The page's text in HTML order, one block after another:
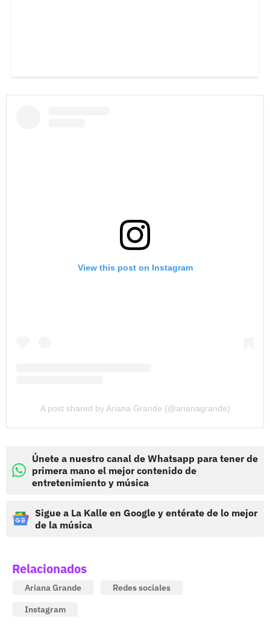
View this post on Instagram
A post shared by Ariana Grande (@arianagrande)
Únete a nuestro canal de Whatsapp para tener de
primera mano el mejor contenido de
entretenimiento y música
Sigue a La Kalle en Google y entérate de lo mejor
de la música
Relacionados
Ariana Grande
Redes sociales
Instagram